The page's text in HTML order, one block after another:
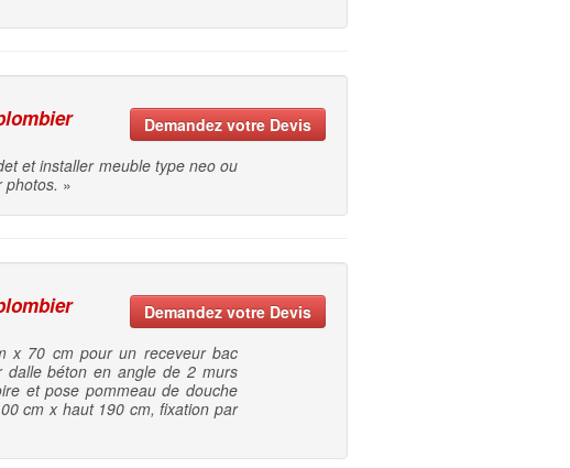
Demandez votre Devis
et installer meuble type neo ou
photos. »
Demandez votre Devis
x 70 cm pour un receveur bac
béton en angle de 2 murs
et pose pommeau de douche
cm x haut 190 cm, fixation par